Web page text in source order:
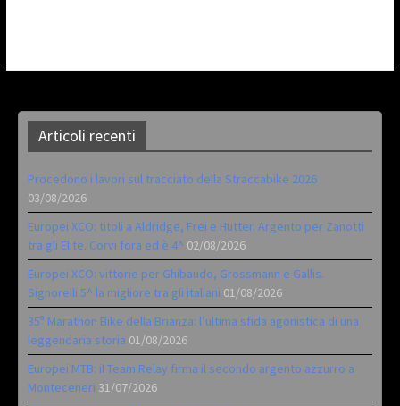
Articoli recenti
Procedono i lavori sul tracciato della Straccabike 2026
03/08/2026
Europei XCO: titoli a Aldridge, Frei e Hutter. Argento per Zanotti
tra gli Elite. Corvi fora ed è 4^ 02/08/2026
Europei XCO: vittorie per Ghibaudo, Grossmann e Gallis.
Signorelli 5^ la migliore tra gli italiani 01/08/2026
35ª Marathon Bike della Brianza: l’ultima sfida agonistica di una
leggendaria storia 01/08/2026
Europei MTB: il Team Relay firma il secondo argento azzurro a
Monteceneri 31/07/2026